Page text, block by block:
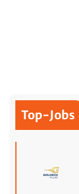
Top-Jobs